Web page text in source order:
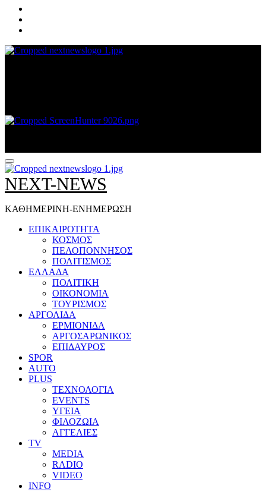
NEXT-NEWS
ΚΑΘΗΜΕΡΙΝΗ-ΕΝΗΜΕΡΩΣΗ
ΕΠΙΚΑΙΡΟΤΗΤΑ
ΚΟΣΜΟΣ
ΠΕΛΟΠΟΝΝΗΣΟΣ
ΠΟΛΙΤΙΣΜΟΣ
ΕΛΛΑΔΑ
ΠΟΛΙΤΙΚΗ
ΟΙΚΟΝΟΜΙΑ
ΤΟΥΡΙΣΜΟΣ
ΑΡΓΟΛΙΔΑ
ΕΡΜΙΟΝΙΔΑ
ΑΡΓΟΣΑΡΩΝΙΚΟΣ
ΕΠΙΔΑΥΡΟΣ
SPOR
AUTO
PLUS
ΤΕΧΝΟΛΟΓΙΑ
EVENTS
ΥΓΕΙΑ
ΦΙΛΟΖΩΙΑ
ΑΓΓΕΛΙΕΣ
ΤV
MEDIA
RADIO
VIDEO
INFO